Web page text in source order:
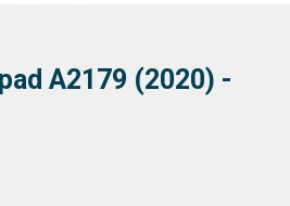
A2179 (2020) -